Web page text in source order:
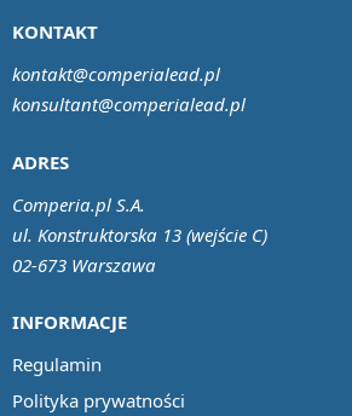
INFORMACJE
Regulamin
Polityka prywatności
ADRES
Comperia.pl S.A.
ul. Konstruktorska 13 (wejście C)
02-673 Warszawa
KONTAKT
kontakt@comperialead.pl
konsultant@comperialead.pl